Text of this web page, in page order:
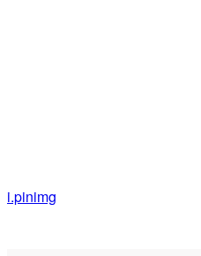
i.pinimg